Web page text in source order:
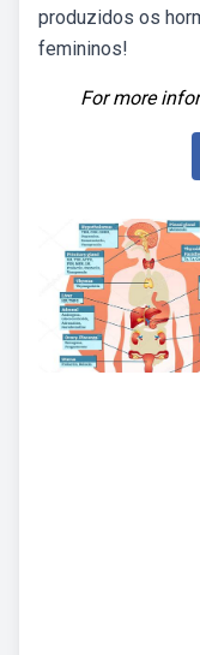
produzidos os
femininos!
For more